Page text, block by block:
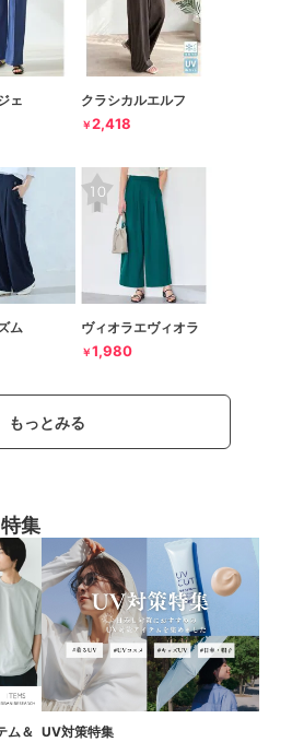
ェ クラシカルエルフ
￥2,418
ム ヴィオラエヴィオラ
￥1,980
もっとみる
集
ム＆ UV対策特集